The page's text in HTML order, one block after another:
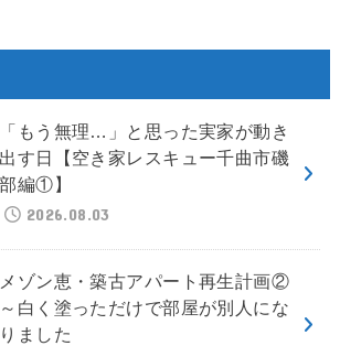
「もう無理…」と思った実家が動き
出す日【空き家レスキュー千曲市磯
部編①】
2026.08.03
メゾン恵・築古アパート再生計画②
～白く塗っただけで部屋が別人にな
りました